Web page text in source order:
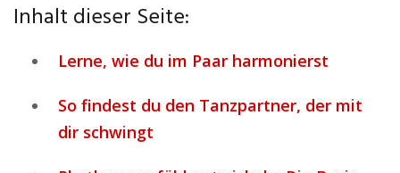
Inhalt dieser Seite:
Lerne, wie du im Paar harmonierst
So findest du den Tanzpartner, der mit
dir schwingt